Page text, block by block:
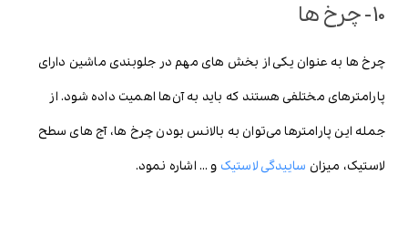
10- چرخ ها
چرخ ها به عنوان یکی از بخش های مهم در جلوبندی ماشین دارای
پارامترهای مختلفی هستند که باید به آن‌ها اهمیت داده شود. از
جمله این پارامترها می‌توان به بالانس بودن چرخ ها، آج های سطح
لاستیک، میزان ساییدگی لاستیک و … اشاره نمود.